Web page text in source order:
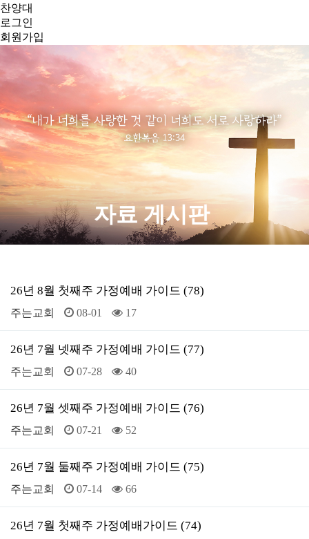
찬양대
로그인
회원가입
자료 게시판
26년 8월 첫째주 가정예배 가이드 (78)
주는교회 08-01 17
26년 7월 넷째주 가정예배 가이드 (77)
주는교회 07-28 40
26년 7월 셋째주 가정예배 가이드 (76)
주는교회 07-21 52
26년 7월 둘째주 가정예배 가이드 (75)
주는교회 07-14 66
26년 7월 첫째주 가정예배가이드 (74)